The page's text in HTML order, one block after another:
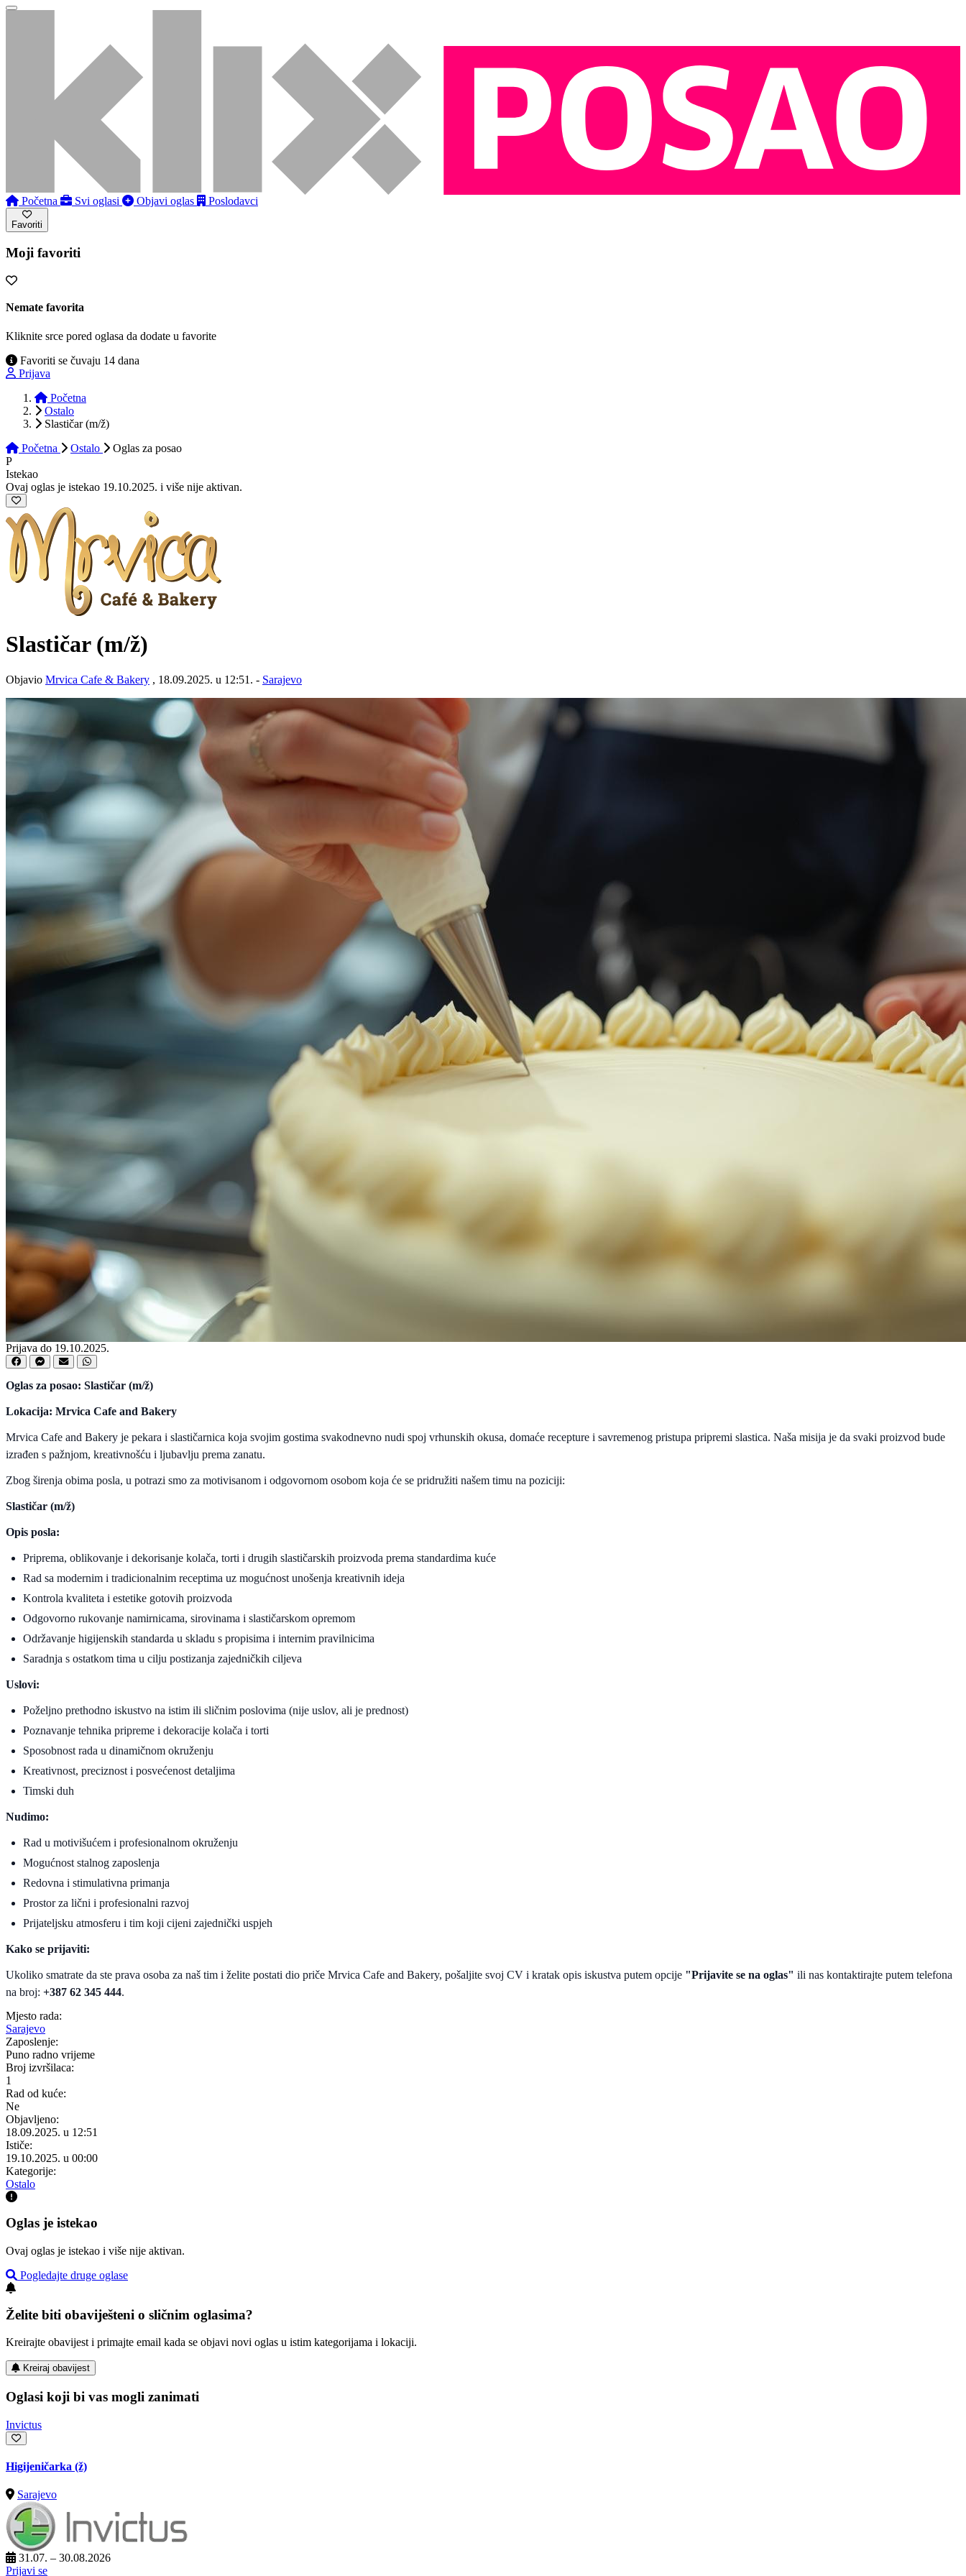
Početna Svi oglasi Objavi oglas Poslodavci
Favoriti
Moji favoriti
Nemate favorita
Kliknite srce pored oglasa da dodate u favorite
Favoriti se čuvaju 14 dana
Prijava
Početna
Ostalo
Slastičar (m/ž)
Početna
Ostalo Oglas za posao
P
Istekao
Ovaj oglas je istekao 19.10.2025. i više nije aktivan.
Slastičar (m/ž)
Objavio Mrvica Cafe & Bakery , 18.09.2025. u 12:51. - Sarajevo
Prijava do 19.10.2025.
Oglas za posao: Slastičar (m/ž)
Lokacija: Mrvica Cafe and Bakery
Mrvica Cafe and Bakery je pekara i slastičarnica koja svojim gostima svakodnevno nudi spoj vrhunskih okusa, domaće recepture i savremenog pristupa pripremi slastica. Naša misija je da svaki proizvod bude
izrađen s pažnjom, kreativnošću i ljubavlju prema zanatu.
Zbog širenja obima posla, u potrazi smo za motivisanom i odgovornom osobom koja će se pridružiti našem timu na poziciji:
Slastičar (m/ž)
Opis posla:
Priprema, oblikovanje i dekorisanje kolača, torti i drugih slastičarskih proizvoda prema standardima kuće
Rad sa modernim i tradicionalnim receptima uz mogućnost unošenja kreativnih ideja
Kontrola kvaliteta i estetike gotovih proizvoda
Odgovorno rukovanje namirnicama, sirovinama i slastičarskom opremom
Održavanje higijenskih standarda u skladu s propisima i internim pravilnicima
Saradnja s ostatkom tima u cilju postizanja zajedničkih ciljeva
Uslovi:
Poželjno prethodno iskustvo na istim ili sličnim poslovima (nije uslov, ali je prednost)
Poznavanje tehnika pripreme i dekoracije kolača i torti
Sposobnost rada u dinamičnom okruženju
Kreativnost, preciznost i posvećenost detaljima
Timski duh
Nudimo:
Rad u motivišućem i profesionalnom okruženju
Mogućnost stalnog zaposlenja
Redovna i stimulativna primanja
Prostor za lični i profesionalni razvoj
Prijateljsku atmosferu i tim koji cijeni zajednički uspjeh
Kako se prijaviti:
Ukoliko smatrate da ste prava osoba za naš tim i želite postati dio priče Mrvica Cafe and Bakery, pošaljite svoj CV i kratak opis iskustva putem opcije "Prijavite se na oglas" ili nas kontaktirajte putem telefona
na broj: +387 62 345 444.
Mjesto rada:
Sarajevo
Zaposlenje:
Puno radno vrijeme
Broj izvršilaca:
1
Rad od kuće:
Ne
Objavljeno:
18.09.2025. u 12:51
Ističe:
19.10.2025. u 00:00
Kategorije:
Ostalo
Oglas je istekao
Ovaj oglas je istekao i više nije aktivan.
Pogledajte druge oglase
Želite biti obaviješteni o sličnim oglasima?
Kreirajte obavijest i primajte email kada se objavi novi oglas u istim kategorijama i lokaciji.
Kreiraj obavijest
Oglasi koji bi vas mogli zanimati
Invictus
Higijeničarka (ž)
Sarajevo
31.07. – 30.08.2026
Prijavi se